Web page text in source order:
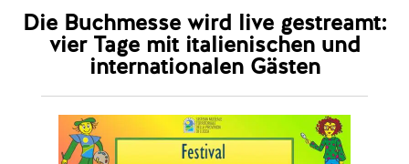
Die Buchmesse wird live gestreamt:
vier Tage mit italienischen und
internationalen Gästen